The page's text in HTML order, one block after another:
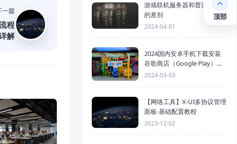
一篇
程
解
游戏联机服务器和普通服务器
的差别
2024-04-01
2024国内安卓手机下载安装
谷歌商店（Google Play）详
细步骤
2024-03-03
【网络工具】X-UI多协议管理
面板-基础配置教程
2023-12-02
顶部